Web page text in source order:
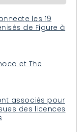
les 19
de Figure à
et The
associés pour
des licences